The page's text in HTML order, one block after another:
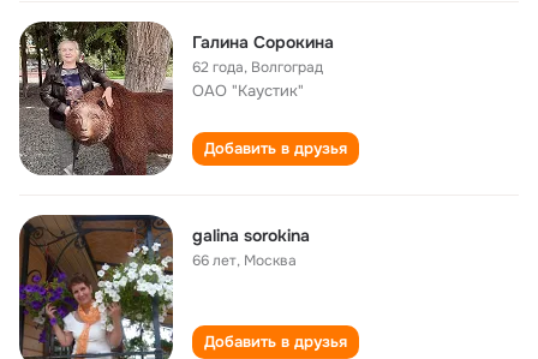
Галина Сорокина
62 года, Волгоград
ОАО "Каустик"
Добавить в друзья
galina sorokina
66 лет, Москва
Добавить в друзья